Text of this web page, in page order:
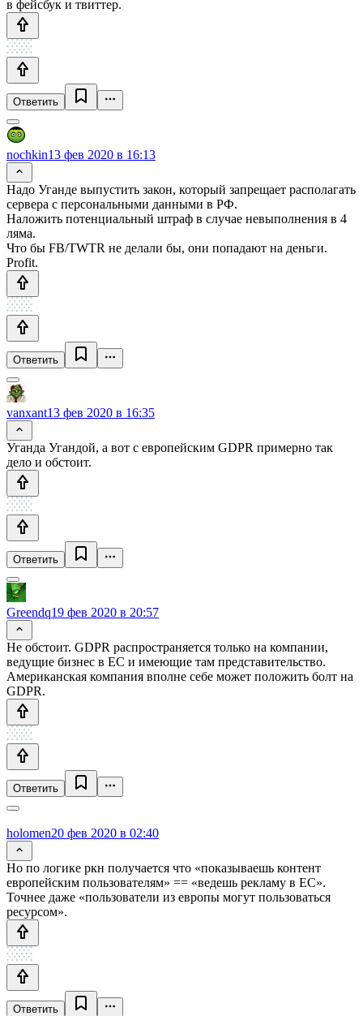
в фейсбук и твиттер.
Ответить
nochkin13 фев 2020 в 16:13
Надо Уганде выпустить закон, который запрещает располагать
сервера с персональными данными в РФ.
Наложить потенциальный штраф в случае невыполнения в 4
ляма.
Что бы FB/TWTR не делали бы, они попадают на деньги.
Profit.
Ответить
vanxant13 фев 2020 в 16:35
Уганда Угандой, а вот с европейским GDPR примерно так
дело и обстоит.
Ответить
Greendq19 фев 2020 в 20:57
Не обстоит. GDPR распространяется только на компании,
ведущие бизнес в ЕС и имеющие там представительство.
Американская компания вполне себе может положить болт на
GDPR.
Ответить
holomen20 фев 2020 в 02:40
Но по логике ркн получается что «показываешь контент
европейским пользователям» == «ведешь рекламу в ЕС».
Точнее даже «пользователи из европы могут пользоваться
ресурсом».
Ответить